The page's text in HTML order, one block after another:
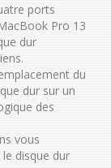
ports
Pro 13
dur
du
dur sur un
des
vous
disque dur